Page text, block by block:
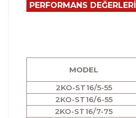
PERFORMANS DEĞERLERİ
MODEL
2KO-ST16/5-55
2KO-ST16/6-55
2KO-ST16/7-75